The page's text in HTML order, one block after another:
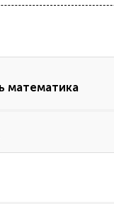
математика